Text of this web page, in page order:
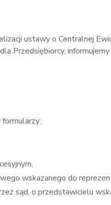
ustawy o Centralnej
Przedsiębiorcy,
wskazanego do
sąd, o przedstawicielu